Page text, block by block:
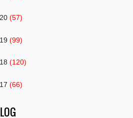
(57)
(99)
(120)
(66)
(82)